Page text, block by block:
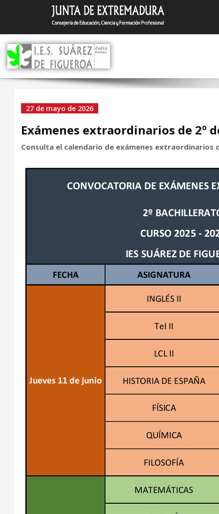
Saltar
contenido
Exámenes
de 2º de Bachillerato
27 de mayo de 2026
Exámenes extraordinarios de 2º
Consulta el calendario de exámenes extraordinarios